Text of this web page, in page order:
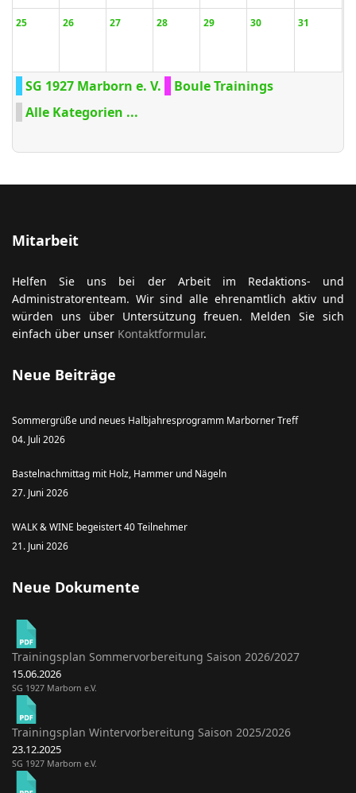
25 26 27 28 29 30 31
SG 1927 Marborn e. V.
Boule Trainings
Alle Kategorien ...
Mitarbeit
Helfen Sie uns bei der Arbeit im Redaktions- und
Administratorenteam. Wir sind alle ehrenamtlich aktiv und
würden uns über Untersützung freuen. Melden Sie sich
einfach über unser Kontaktformular.
Neue Beiträge
Sommergrüße und neues Halbjahresprogramm Marborner Treff
04. Juli 2026
Bastelnachmittag mit Holz, Hammer und Nägeln
27. Juni 2026
WALK & WINE begeistert 40 Teilnehmer
21. Juni 2026
Neue Dokumente
Trainingsplan Sommervorbereitung Saison 2026/2027
15.06.2026
SG 1927 Marborn e.V.
Trainingsplan Wintervorbereitung Saison 2025/2026
23.12.2025
SG 1927 Marborn e.V.